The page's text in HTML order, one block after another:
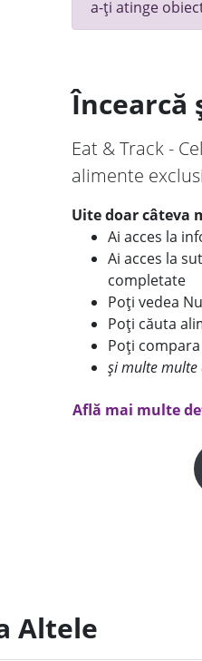
a-ți atinge
Încearcă
Eat & Track -
alimente
Uite doar câteva
Ai acces la
Ai acces la
completate
Poți vedea
Poți căuta
Poți
și multe multe
Află mai multe
Altele